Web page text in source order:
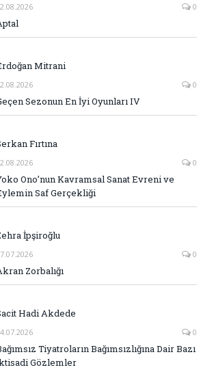
0
Mitrani
0
Sezonun En İyi Oyunları IV
Fırtına
0
Ono’nun Kavramsal Sanat Evreni ve
Saf Gerçekliği
İpşiroğlu
0
Zorbalığı
Hadi Akdede
0
Tiyatroların Bağımsızlığına Dair Bazı
Gözlemler